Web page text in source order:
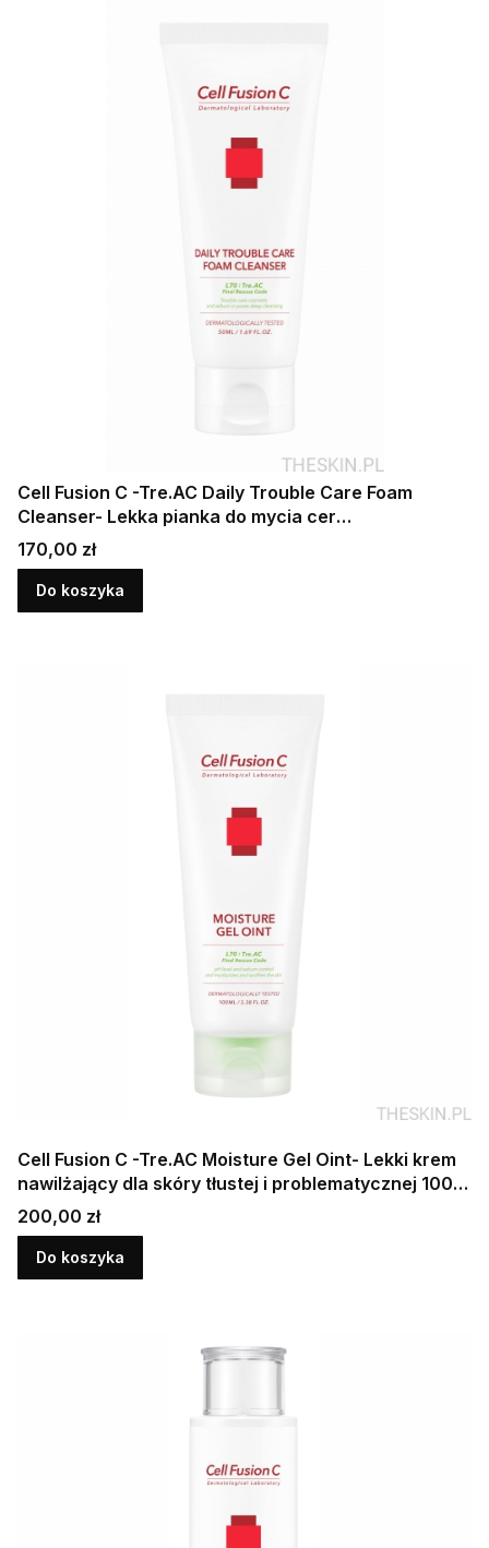
Cell Fusion C -Tre.AC Daily Trouble Care Foam
Cleanser- Lekka pianka do mycia cer
problematycznych 130 ml
Cena
170,00 zł
Do koszyka
Cell Fusion C -Tre.AC Moisture Gel Oint- Lekki krem
nawilżający dla skóry tłustej i problematycznej 100
ml
Cena
200,00 zł
Do koszyka